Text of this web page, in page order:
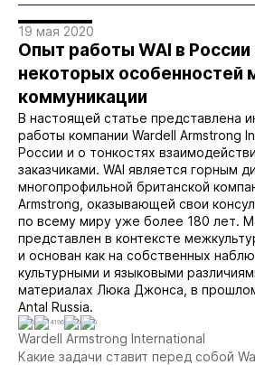
19 мая 2020
Опыт работы WAI в России
некоторых особенностей
коммуникации
В настоящей статье представлена
работы компании Wardell Armstrong
России и о тонкостях
заказчиками. WAI является горным
многопрофильной британской
Armstrong, оказывающей свои
по всему миру уже более 180 лет.
представлен в контексте
и основан как на собственных
культурными и языковыми
материалах Люка Джонса, в
Antal Russia.
0 14196 0 0
Wardell Armstrong International
Какие задачи ставит перед собой